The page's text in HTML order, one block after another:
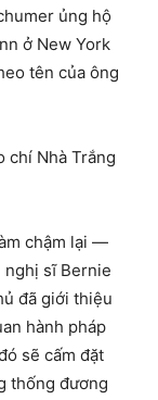
ủng hộ
ở New York
tên của ông
chí Nhà Trắng
chậm lại —
nghị sĩ Bernie
đã giới thiệu
hành pháp
sẽ cấm đặt
thống đương